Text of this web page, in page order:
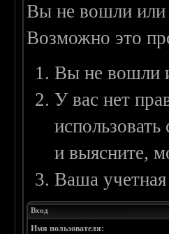
Вы не вошли или
Возможно это
Вы не вошли
У вас нет
и выясните,
Ваша
Вход
Имя пользователя: